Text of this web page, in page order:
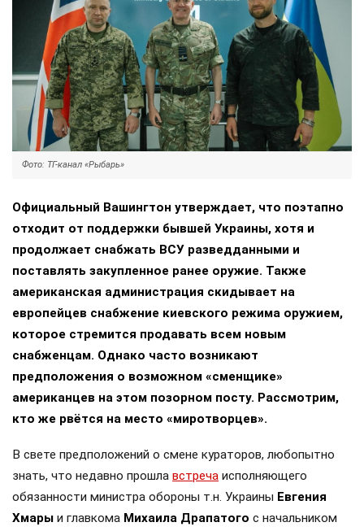
Фото: ТГ-канал «Рыбарь»
Официальный Вашингтон утверждает, что поэтапно
отходит от поддержки бывшей Украины, хотя и
продолжает снабжать ВСУ разведданными и
поставлять закупленное ранее оружие. Также
американская администрация скидывает на
европейцев снабжение киевского режима оружием,
которое стремится продавать всем новым
снабженцам. Однако часто возникают
предположения о возможном «сменщике»
американцев на этом позорном посту. Рассмотрим,
кто же рвётся на место «миротворцев».
В свете предположений о смене кураторов, любопытно
знать, что недавно прошла встреча исполняющего
обязанности министра обороны т.н. Украины Евгения
Хмары и главкома Михаила Драпатого с начальником